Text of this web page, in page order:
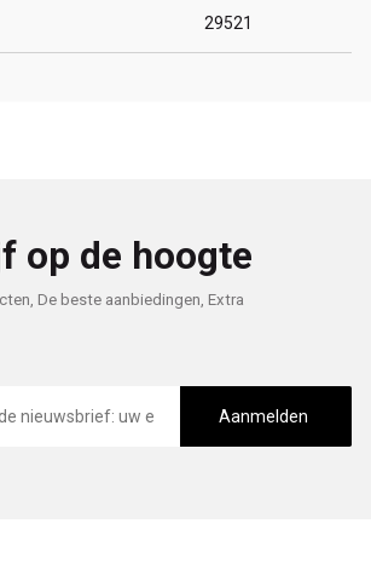
29521
op de hoogte
De beste aanbiedingen, Extra
Aanmelden